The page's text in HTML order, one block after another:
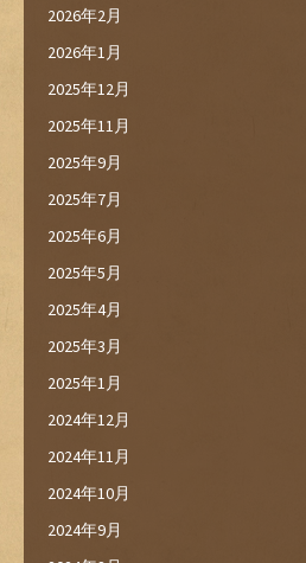
2026年2月
2026年1月
2025年12月
2025年11月
2025年9月
2025年7月
2025年6月
2025年5月
2025年4月
2025年3月
2025年1月
2024年12月
2024年11月
2024年10月
2024年9月